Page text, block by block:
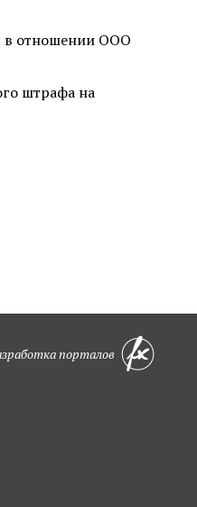
в отношении ООО
штрафа на
порталов